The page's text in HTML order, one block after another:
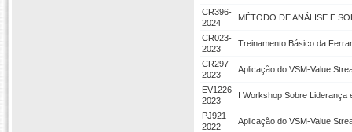
CR396-
2024
MÉTODO DE ANÁLISE E
CR023-
2023
Treinamento Básico da
CR297-
2023
Aplicação do VSM-Value
EV1226-
2023
I Workshop Sobre Liderança
PJ921-
2022
Aplicação do VSM-Value